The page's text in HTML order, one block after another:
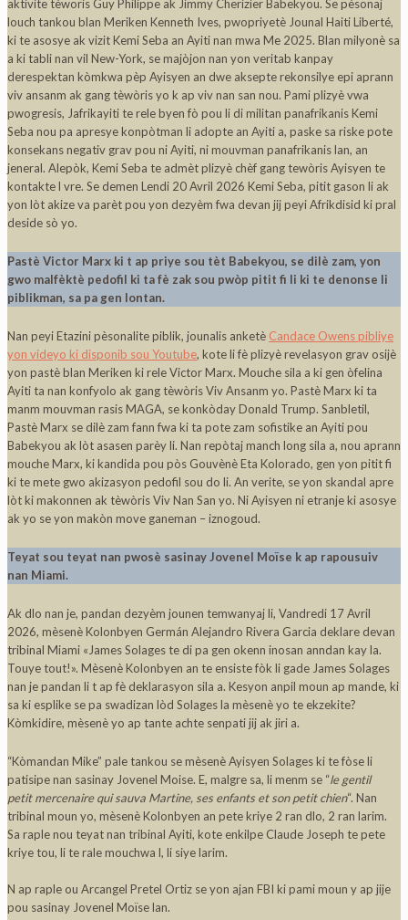
aktivite tèworis Guy Philippe ak Jimmy Cherizier Babekyou. Se pèsonaj
louch tankou blan Meriken Kenneth Ives, pwopriyetè Jounal Haiti Liberté,
ki te asosye ak vizit Kemi Seba an Ayiti nan mwa Me 2025. Blan milyonè sa
a ki tabli nan vil New-York, se majòjon nan yon veritab kanpay
derespektan kòmkwa pèp Ayisyen an dwe aksepte rekonsilye epi aprann
viv ansanm ak gang tèwòris yo k ap viv nan san nou. Pami plizyè vwa
pwogresis, Jafrikayiti te rele byen fò pou li di militan panafrikanis Kemi
Seba nou pa apresye konpòtman li adopte an Ayiti a, paske sa riske pote
konsekans negativ grav pou ni Ayiti, ni mouvman panafrikanis lan, an
jeneral. Alepòk, Kemi Seba te admèt plizyè chèf gang tewòris Ayisyen te
kontakte l vre. Se demen Lendi 20 Avril 2026 Kemi Seba, pitit gason li ak
yon lòt akize va parèt pou yon dezyèm fwa devan jij peyi Afrikdisid ki pral
deside sò yo.
Pastè Victor Marx ki t ap priye sou tèt Babekyou, se dilè zam, yon
gwo malfèktè pedofil ki ta fè zak sou pwòp pitit fi li ki te denonse li
piblikman, sa pa gen lontan.
Nan peyi Etazini pèsonalite piblik, jounalis anketè Candace Owens pibliye
yon videyo ki disponib sou Youtube, kote li fè plizyè revelasyon grav osijè
yon pastè blan Meriken ki rele Victor Marx. Mouche sila a ki gen òfelina
Ayiti ta nan konfyolo ak gang tèwòris Viv Ansanm yo. Pastè Marx ki ta
manm mouvman rasis MAGA, se konkòday Donald Trump. Sanbletil,
Pastè Marx se dilè zam fann fwa ki ta pote zam sofistike an Ayiti pou
Babekyou ak lòt asasen parèy li. Nan repòtaj manch long sila a, nou aprann
mouche Marx, ki kandida pou pòs Gouvènè Eta Kolorado, gen yon pitit fi
ki te mete gwo akizasyon pedofil sou do li. An verite, se yon skandal apre
lòt ki makonnen ak tèwòris Viv Nan San yo. Ni Ayisyen ni etranje ki asosye
ak yo se yon makòn move ganeman – iznogoud.
Teyat sou teyat nan pwosè sasinay Jovenel Moïse k ap rapousuiv
nan Miami.
Ak dlo nan je, pandan dezyèm jounen temwanyaj li, Vandredi 17 Avril
2026, mèsenè Kolonbyen Germán Alejandro Rivera Garcia deklare devan
tribinal Miami «James Solages te di pa gen okenn inosan anndan kay la.
Touye tout!». Mèsenè Kolonbyen an te ensiste fòk li gade James Solages
nan je pandan li t ap fè deklarasyon sila a. Kesyon anpil moun ap mande, ki
sa ki esplike se pa swadizan lòd Solages la mèsenè yo te ekzekite?
Kòmkidire, mèsenè yo ap tante achte senpati jij ak jiri a.
“Kòmandan Mike” pale tankou se mèsenè Ayisyen Solages ki te fòse li
patisipe nan sasinay Jovenel Moise. E, malgre sa, li menm se “le gentil
petit mercenaire qui sauva Martine, ses enfants et son petit chien“. Nan
tribinal moun yo, mèsenè Kolonbyen an pete kriye 2 ran dlo, 2 ran larim.
Sa raple nou teyat nan tribinal Ayiti, kote enkilpe Claude Joseph te pete
kriye tou, li te rale mouchwa l, li siye larim.
N ap raple ou Arcangel Pretel Ortiz se yon ajan FBI ki pami moun y ap jije
pou sasinay Jovenel Moïse lan.